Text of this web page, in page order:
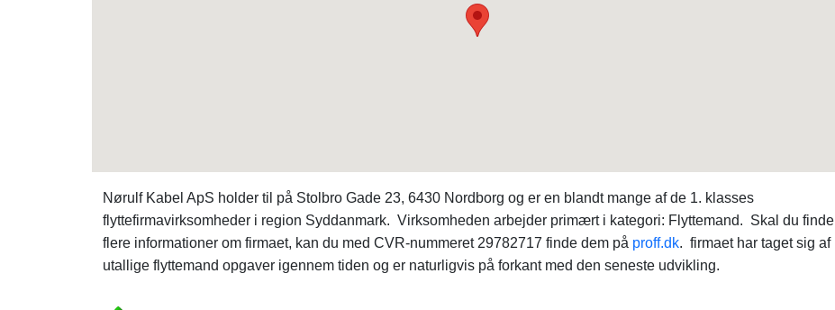
Nørulf Kabel ApS holder til på Stolbro Gade 23, 6430 Nordborg og er en blandt mange af de 1. klasses
flyttefirmavirksomheder i region Syddanmark. Virksomheden arbejder primært i kategori: Flyttemand. Skal du finde
flere informationer om firmaet, kan du med CVR-nummeret 29782717 finde dem på proff.dk. firmaet har taget sig af
utallige flyttemand opgaver igennem tiden og er naturligvis på forkant med den seneste udvikling.